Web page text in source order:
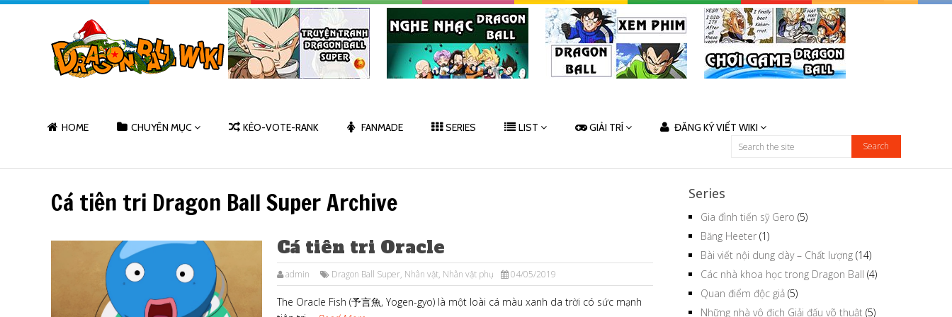
HOME CHUYÊN MỤC KÈO-VOTE-RANK FANMADE SERIES LIST GIẢI TRÍ ĐĂNG KÝ VIẾT WIKI
Cá tiên tri Dragon Ball Super Archive
Cá tiên tri Oracle
admin Dragon Ball Super, Nhân vật, Nhân vật phụ 04/05/2019
The Oracle Fish (予言魚, Yogen-gyo) là một loài cá màu xanh da trời có sức mạnh
Series
Gia đình tiến sỹ Gero (5)
Băng Heeter (1)
Bài viết nội dung dày – Chất lượng (14)
Các nhà khoa học trong Dragon Ball (4)
Quan điểm độc giả (5)
Những nhà vô địch Giải đấu võ thuật (5)